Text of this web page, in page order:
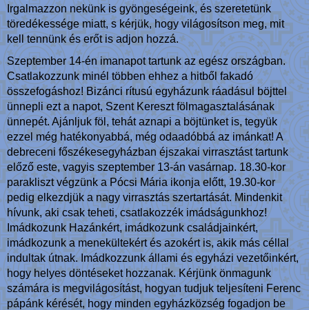
Irgalmazzon nekünk is gyöngeségeink, és szeretetünk
töredékessége miatt, s kérjük, hogy világosítson meg, mit
kell tennünk és erőt is adjon hozzá.
Szeptember 14-én imanapot tartunk az egész országban.
Csatlakozzunk minél többen ehhez a hitből fakadó
összefogáshoz! Bizánci rítusú egyházunk ráadásul böjttel
ünnepli ezt a napot, Szent Kereszt fölmagasztalásának
ünnepét. Ajánljuk föl, tehát aznapi a böjtünket is, tegyük
ezzel még hatékonyabbá, még odaadóbbá az imánkat! A
debreceni főszékesegyházban éjszakai virrasztást tartunk
előző este, vagyis szeptember 13-án vasárnap. 18.30-kor
parakliszt végzünk a Pócsi Mária ikonja előtt, 19.30-kor
pedig elkezdjük a nagy virrasztás szertartását. Mindenkit
hívunk, aki csak teheti, csatlakozzék imádságunkhoz!
Imádkozunk Hazánkért, imádkozunk családjainkért,
imádkozunk a menekültekért és azokért is, akik más céllal
indultak útnak. Imádkozzunk állami és egyházi vezetőinkért,
hogy helyes döntéseket hozzanak. Kérjünk önmagunk
számára is megvilágosítást, hogyan tudjuk teljesíteni Ferenc
pápánk kérését, hogy minden egyházközség fogadjon be